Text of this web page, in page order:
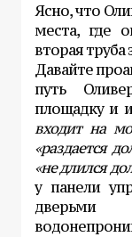
Ясно, что
места, где
вторая труба
Давайте
путь
площадку и
входит на
«раздается
«не длился
у панели